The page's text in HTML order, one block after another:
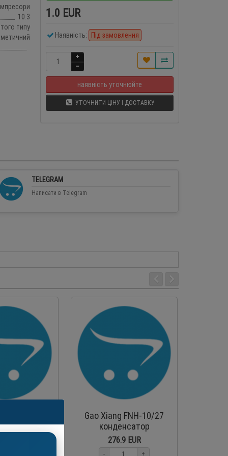
10.3
типу
1.0 EUR
Наявність: Під замовлення
наявність уточнюйте
УТОЧНИТИ ЦІНУ І ДОСТАВКУ
TELEGRAM
Написати в Telegram
Gao Xiang FNH-10/27
конденсатор
повітряного
охолодження
276.9 EUR
- +